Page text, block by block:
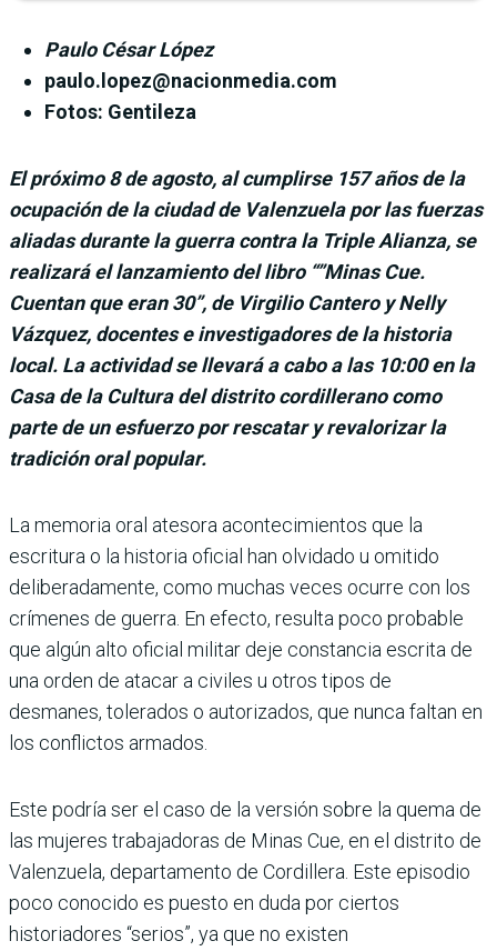
Paulo César López
paulo.lopez@nacionmedia.com
Fotos: Gentileza
El próximo 8 de agosto, al cumplirse 157 años de la
ocupación de la ciudad de Valenzuela por las fuerzas
aliadas durante la guerra contra la Triple Alianza, se
realizará el lanzamiento del libro “”Minas Cue.
Cuentan que eran 30”, de Virgilio Cantero y Nelly
Vázquez, docentes e investigadores de la historia
local. La actividad se llevará a cabo a las 10:00 en la
Casa de la Cultura del distrito cordillerano como
parte de un esfuerzo por rescatar y revalorizar la
tradición oral popular.
La memoria oral atesora acontecimientos que la
escritura o la historia oficial han olvidado u omitido
deliberadamente, como muchas veces ocurre con los
crímenes de guerra. En efecto, resulta poco probable
que algún alto oficial militar deje constancia escrita de
una orden de atacar a civiles u otros tipos de
desmanes, tolerados o autorizados, que nunca faltan en
los conflictos armados.
Este podría ser el caso de la versión sobre la quema de
las mujeres trabajadoras de Minas Cue, en el distrito de
Valenzuela, departamento de Cordillera. Este episodio
poco conocido es puesto en duda por ciertos
historiadores “serios”, ya que no existen